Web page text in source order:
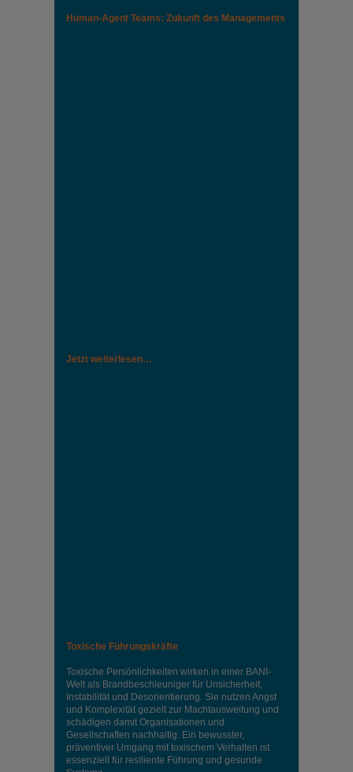
Human-Agent Teams: Zukunft des Managements
Jetzt weiterlesen…
Toxische Führungskräfte
Toxische Persönlichkeiten wirken in einer BANI-
Welt als Brandbeschleuniger für Unsicherheit,
Instabilität und Desorientierung. Sie nutzen Angst
und Komplexität gezielt zur Machtausweitung und
schädigen damit Organisationen und
Gesellschaften nachhaltig. Ein bewusster,
präventiver Umgang mit toxischem Verhalten ist
essenziell für resiliente Führung und gesunde